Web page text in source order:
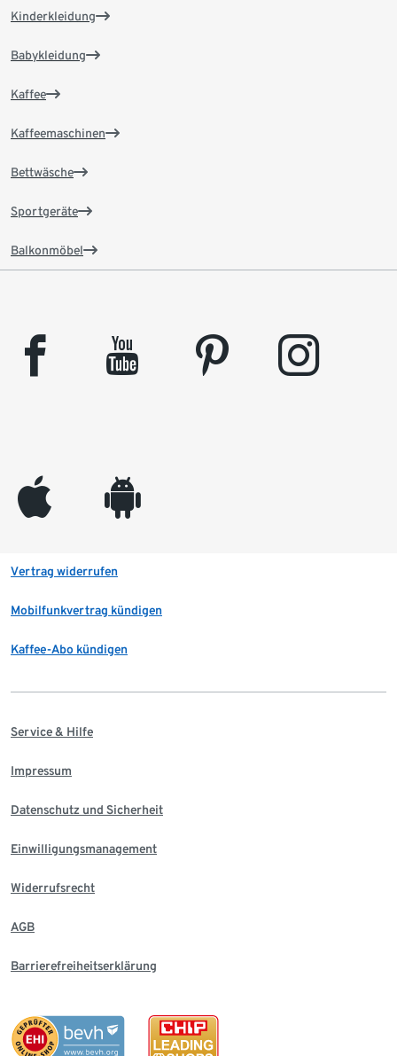
Kinderkleidung
Babykleidung
Kaffee
Kaffeemaschinen
Bettwäsche
Sportgeräte
Balkonmöbel
facebook youtube pinterest instagram
appleinc android
Vertrag widerrufen
Mobilfunkvertrag kündigen
Kaffee-Abo kündigen
Service & Hilfe
Impressum
Datenschutz und Sicherheit
Einwilligungsmanagement
Widerrufsrecht
AGB
Barrierefreiheitserklärung